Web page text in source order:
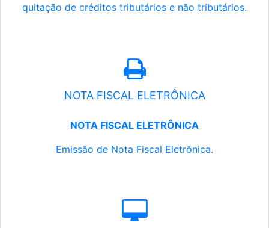
quitação de créditos tributários e não tributários.
NOTA FISCAL ELETRÔNICA
NOTA FISCAL ELETRÔNICA
Emissão de Nota Fiscal Eletrônica.